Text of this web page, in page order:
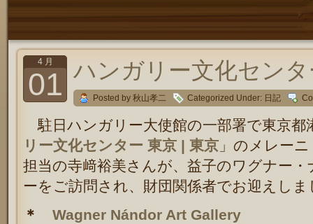
4 月
01 ハンガリー文化セン
Posted by 秋山孝二 Categorized Under: 日記
駐日ハンガリー大使館の一部署で東京都
リー文化センター 東京 | 東京 」のメレー
担当の寺﨑裕美さんが、益子のワグナー
ーをご訪問され、財団関係者でお迎えしま
＊ Wagner Nándor Art Gallery